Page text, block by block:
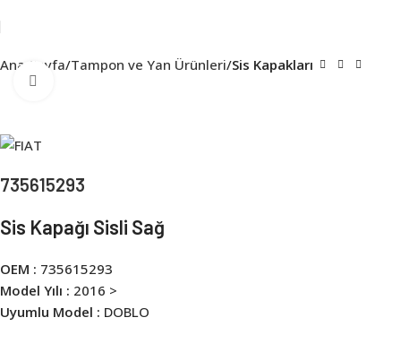
Ana Sayfa Tampon ve Yan Ürünleri Sis Kapakları
735615293
Sis Kapağı Sisli Sağ
OEM : 735615293
Model Yılı : 2016 >
Uyumlu Model : DOBLO